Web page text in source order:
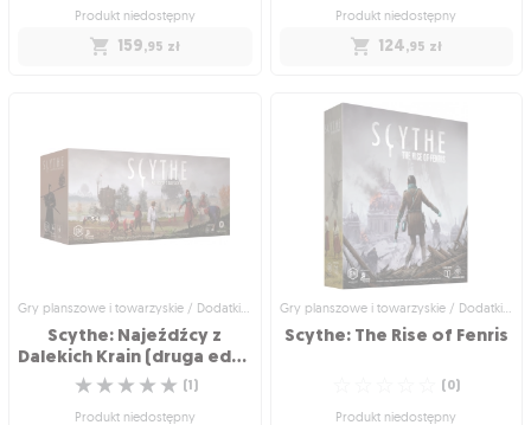
Produkt niedostępny
159,95 zł
(nowa edycja)
Drugie rozszerzenie wprowadzające
okręty powietrzne
☆
☆
☆
☆
☆ (1)
Produkt niedostępny
124,95 zł
do gier
Scythe: Modular Board
Odmień swoją planszę i wywróć
rozgrywkę do góry nogami!
☆
☆
☆
☆
☆ 3)
Produkt niedostępny
124
Gry planszowe i towarzyskie / Dodatki do gier
Scythe: Najeźdźcy z
Dalekich Krain (druga edycja polska)
☆
☆
☆
☆
☆ (1)
Produkt niedostępny
Gry planszowe i towarzyskie / Dodatki do gier
Scythe: The Rise of Fenris
(0)
Produkt niedostępny